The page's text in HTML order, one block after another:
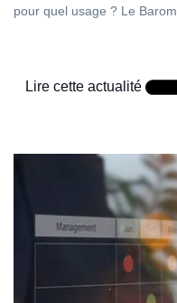
pour quel usage ? Le
Lire cette actualité